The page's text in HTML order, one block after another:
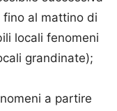
al mattino di
locali fenomeni
grandinate);
a partire